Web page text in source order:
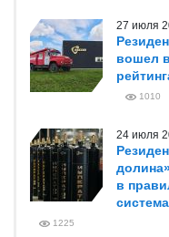
27 июля
вошел
1010
24 июля
в
1225